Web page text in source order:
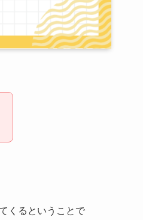
くるということで